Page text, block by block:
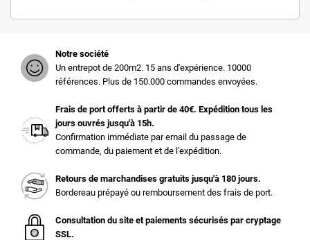
Notre société
Un entrepot de 200m2. 15 ans d'expérience. 10000
références. Plus de 150.000 commandes envoyées.
Frais de port offerts à partir de 40€. Expédition tous les
jours ouvrés jusqu'à 15h.
Confirmation immédiate par email du passage de
commande, du paiement et de l'expédition.
Retours de marchandises gratuits jusqu'à 180 jours.
Bordereau prépayé ou remboursement des frais de port.
Consultation du site et paiements sécurisés par cryptage
SSL.